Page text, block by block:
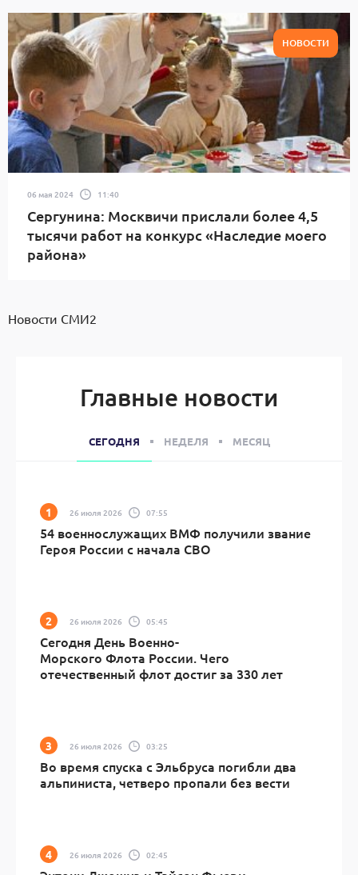
НОВОСТИ
06 мая 2024 11:40
Сергунина: Москвичи прислали более 4,5
тысячи работ на конкурс «Наследие моего
района»
Новости СМИ2
Главные новости
СЕГОДНЯ НЕДЕЛЯ МЕСЯЦ
26 июля 2026 07:55
54 военнослужащих ВМФ получили звание
Героя России с начала СВО
26 июля 2026 05:45
Сегодня День Военно-
Морского Флота России. Чего
отечественный флот достиг за 330 лет
26 июля 2026 03:25
Во время спуска с Эльбруса погибли два
альпиниста, четверо пропали без вести
26 июля 2026 02:45